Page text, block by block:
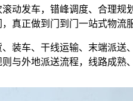
动发车，错峰调度、合理
真正做到门到门一站式物流
装车、干线运输、末端派
与外地派送流程，线路成熟